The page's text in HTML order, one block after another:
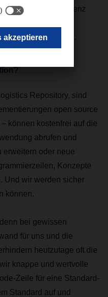
lebt von der Intelligenz
Ziel,
zu erschließen.
Repository, sind
open source
können kostenfrei auf die
abrufen und
oder neue
Konzepte
Und wir werden sicher
können.
bei gewissen
für uns und die
heutzutage oft die
knappe und wertvolle
Zeile für eine Standard-
Standard auf und